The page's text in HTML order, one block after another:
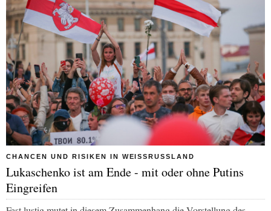
CHANCEN UND RISIKEN IN WEISSRUSSLAND
Lukaschenko ist am Ende - mit oder ohne Putins
Eingreifen